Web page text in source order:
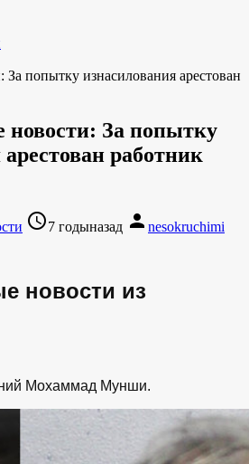
попытку изнасилования арестован
За попытку
работник
access_time7 годыназад person nesokruchimi
новости из
Мохаммад Мунши.